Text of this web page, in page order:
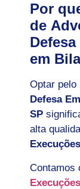
Por
de
em
Optar pelo
Defesa
SP
alta
Contamos